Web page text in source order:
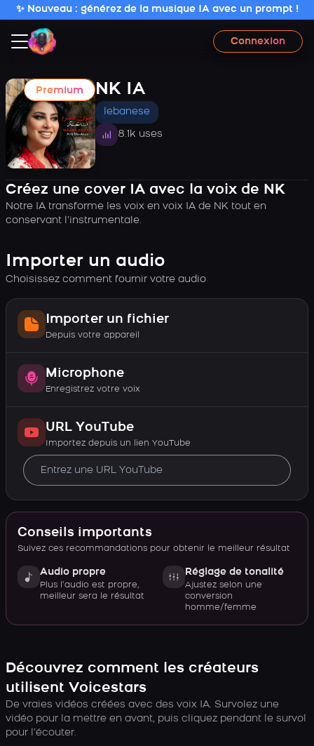
✨ Nouveau : générez de la musique IA avec un prompt !
Connexion
Premium NK IA
lebanese
8.1k uses
Créez une cover IA avec la voix de NK
Notre IA transforme les voix en voix IA de NK tout en
conservant l’instrumentale.
Importer un audio
Choisissez comment fournir votre audio
Importer un fichier
Depuis votre appareil
Microphone
Enregistrez votre voix
URL YouTube
Importez depuis un lien YouTube
Conseils importants
Suivez ces recommandations pour obtenir le meilleur résultat
Audio propre
Plus l’audio est propre,
meilleur sera le résultat
Réglage de tonalité
Ajustez selon une
conversion
homme/femme
Découvrez comment les créateurs
utilisent Voicestars
De vraies vidéos créées avec des voix IA. Survolez une
vidéo pour la mettre en avant, puis cliquez pendant le survol
pour l’écouter.